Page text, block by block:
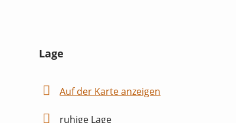
Lage
Auf der Karte anzeigen
ruhige Lage